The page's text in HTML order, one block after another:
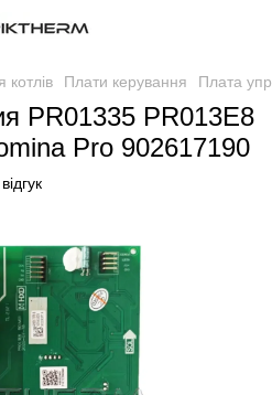
котлів Плати керування Плата
PR01335 PR013E8
Pro 902617190